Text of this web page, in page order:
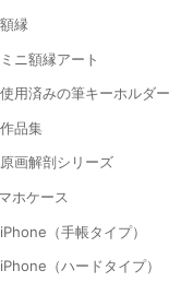
額縁
ミニ額縁アート
使用済みの筆キーホルダー
作品集
原画解剖シリーズ
ホケース
iPhone（手帳タイプ）
iPhone（ハードタイプ）